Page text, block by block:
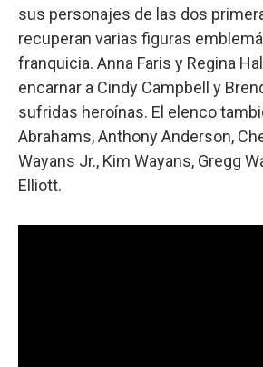
sus personajes de las dos
recuperan varias figuras
franquicia. Anna Faris y Regina
encarnar a Cindy Campbell y
sufridas heroínas. El elenco
Abrahams, Anthony Anderson,
Wayans Jr., Kim Wayans, Gregg
Elliott.